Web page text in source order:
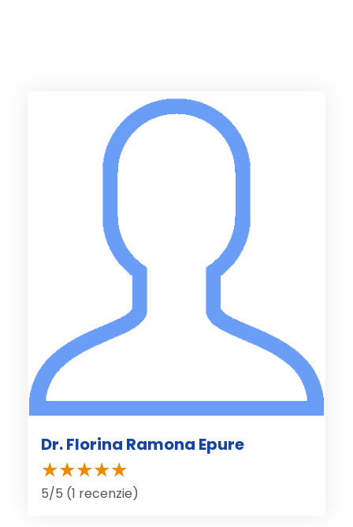
Dr. Florina Ramona Epure
5/5 (1 recenzie)